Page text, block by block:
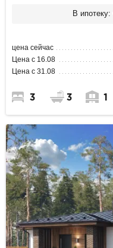
В ипотеку:
цена сейчас
Цена с 16.08
Цена с 31.08
3 3 1